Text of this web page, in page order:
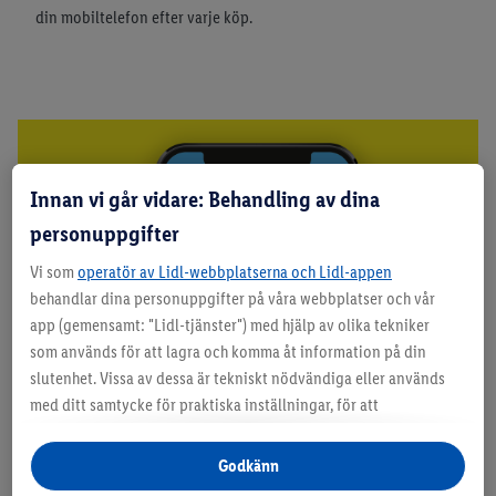
din mobiltelefon efter varje köp.
Skraplott
Innan vi går vidare: Behandling av dina
personuppgifter
Vi som operatör av Lidl-webbplatserna och Lidl-appen
behandlar dina personuppgifter på våra webbplatser och vår
app (gemensamt: "Lidl-tjänster") med hjälp av olika tekniker
som används för att lagra och komma åt information på din
slutenhet. Vissa av dessa är tekniskt nödvändiga eller används
med ditt samtycke för praktiska inställningar, för att
utanför Lidl-tjänsterna. Om du är medlem i Lidl Plus-
programmet kommer data från ditt köpbeteende i butik också
Godkänn